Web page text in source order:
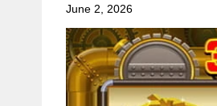
June 2, 2026